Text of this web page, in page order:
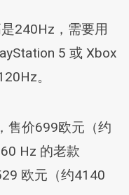
240Hz，需要用
5 或 Xbox
。
售价699欧元（约
Hz 的老款
欧元（约4140